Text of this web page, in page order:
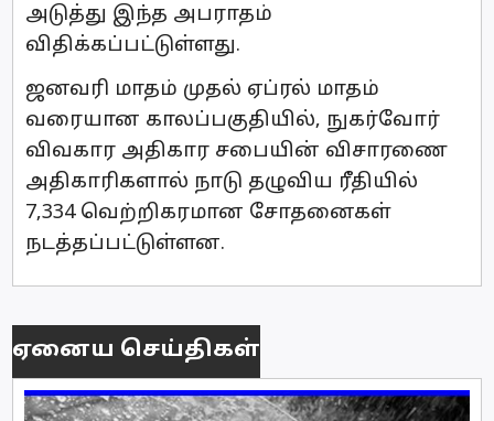
அடுத்து இந்த அபராதம்
விதிக்கப்பட்டுள்ளது.
ஜனவரி மாதம் முதல் ஏப்ரல் மாதம்
வரையான காலப்பகுதியில், நுகர்வோர்
விவகார அதிகார சபையின் விசாரணை
அதிகாரிகளால் நாடு தழுவிய ரீதியில்
7,334 வெற்றிகரமான சோதனைகள்
நடத்தப்பட்டுள்ளன.
ஏனைய செய்திகள்